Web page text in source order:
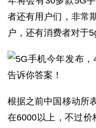
者还有用户们，非常
户，还有消费者对于
根据之前中国移动所
在6000以上，不过